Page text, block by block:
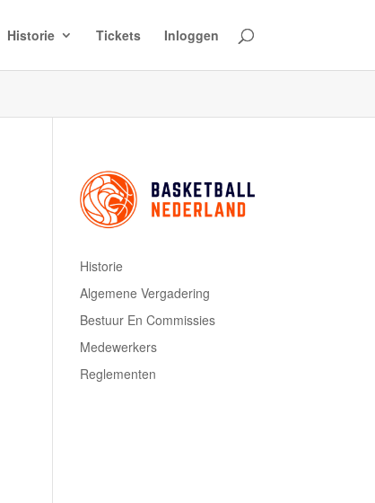
Historie Tickets Inloggen
Historie
Algemene Vergadering
Bestuur En Commissies
Medewerkers
Reglementen